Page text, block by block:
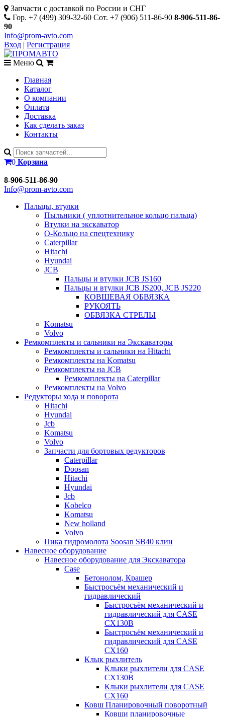
Запчасти с доставкой по России и СНГ
Гор. +7 (499) 309-32-60 Сот. +7 (906) 511-86-90 8-906-511-86-
90
Info@prom-avto.com
Вход | Регистрация
Меню
Главная
Каталог
О компании
Оплата
Доставка
Как сделать заказ
Контакты
0 Корзина
8-906-511-86-90
Info@prom-avto.com
Пальцы, втулки
Пыльники ( уплотнительное кольцо пальца)
Втулки на экскаватор
О-Кольцо на спецтехнику
Caterpillar
Hitachi
Hyundai
JCB
Пальцы и втулки JCB JS160
Пальцы и втулки JCB JS200, JCB JS220
КОВШЕВАЯ ОБВЯЗКА
РУКОЯТЬ
ОБВЯЗКА СТРЕЛЫ
Komatsu
Volvo
Ремкомплекты и сальники на Экскаваторы
Ремкомплекты и сальники на Hitachi
Ремкомплекты на Komatsu
Ремкомплекты на JCB
Ремкомплекты на Caterpillar
Ремкомплекты на Volvo
Редукторы хода и поворота
Hitachi
Hyundai
Jcb
Komatsu
Volvo
Запчасти для бортовых редукторов
Caterpillar
Doosan
Hitachi
Hyundai
Jcb
Kobelco
Komatsu
New holland
Volvo
Пика гидромолота Soosan SB40 клин
Навесное оборудование
Навесное оборудование для Экскаватора
Case
Бетонолом, Крашер
Быстросъём механический и
гидравлический
Быстросъём механический и
гидравлический для CASE
CX130B
Быстросъём механический и
гидравлический для CASE
CX160
Клык рыхлитель
Клыки рыхлители для CASE
CX130B
Клыки рыхлители для CASE
CX160
Ковш Планировочный поворотный
Ковши планировочные